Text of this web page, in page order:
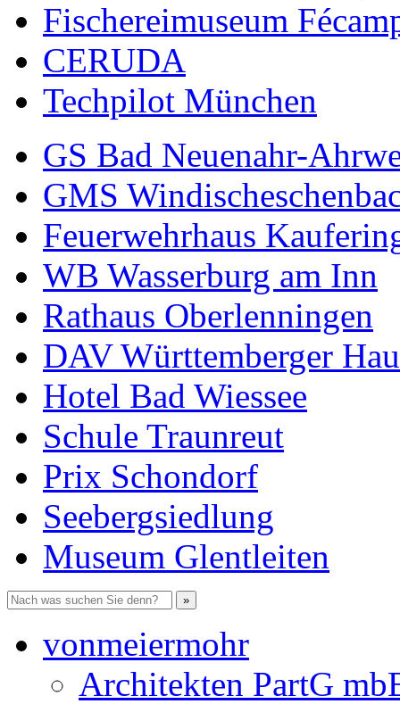
Fischereimuseum
CERUDA
Techpilot München
GS Bad Neuenahr-
GMS
Feuerwehrhaus
WB Wasserburg am Inn
Rathaus Oberlenningen
DAV Württemberger
Hotel Bad Wiessee
Schule Traunreut
Prix Schondorf
Seebergsiedlung
Museum Glentleiten
vonmeiermohr
Architekten PartG